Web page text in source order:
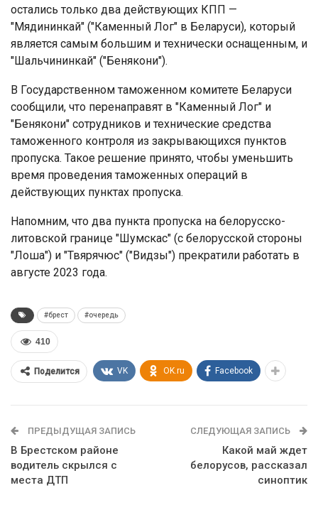
остались только два действующих КПП —
"Мядининкай" ("Каменный Лог" в Беларуси), который
является самым большим и технически оснащенным, и
"Шальчининкай" ("Бенякони").
В Государственном таможенном комитете Беларуси
сообщили, что перенаправят в "Каменный Лог" и
"Бенякони" сотрудников и технические средства
таможенного контроля из закрывающихся пунктов
пропуска. Такое решение принято, чтобы уменьшить
время проведения таможенных операций в
действующих пунктах пропуска.
Напомним, что два пункта пропуска на белорусско-
литовской границе "Шумскас" (с белорусской стороны
"Лоша") и "Твярячюс" ("Видзы") прекратили работать в
августе 2023 года.
#брест #очередь
410
Поделится VK OK.ru Facebook
ПРЕДЫДУЩАЯ ЗАПИСЬ
В Брестском районе
водитель скрылся с
места ДТП
СЛЕДУЮЩАЯ ЗАПИСЬ
Какой май ждет
белорусов, рассказал
синоптик